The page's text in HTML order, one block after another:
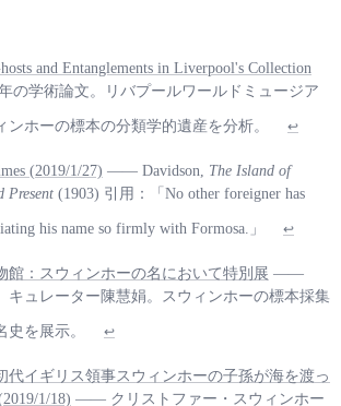
and Entanglements in Liverpool's Collection
の学術論文。リバプールワールドミュージア
ンホーの標本の分類学的遺産を分析。 ↩
(2019/1/27) —— Davidson, The Island of
Present (1903) 引用：「No other foreigner has
his name so firmly with Formosa.」 ↩
館：スウィンホーの名において特別展 ——
キュレーター陳慧娟。スウィンホーの標本採集
史を展示。 ↩
代イギリス領事スウィンホーの子孫が海を渡っ
1/18) —— クリストファー・スウィンホー